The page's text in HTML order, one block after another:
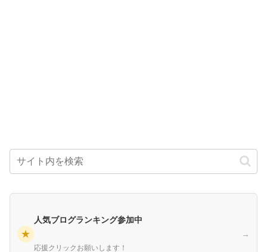
★
人気ブログランキング参加中
応援クリックお願いします！
→